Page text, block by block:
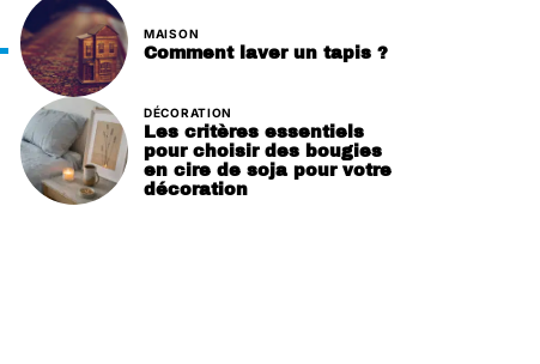
MAISON
Comment laver un tapis ?
DÉCORATION
Les critères essentiels
pour choisir des bougies
en cire de soja pour votre
décoration